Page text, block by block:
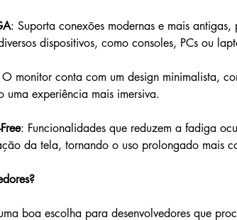
: Suporta conexões modernas e mais antigas,
dispositivos, como consoles, PCs ou
monitor conta com um design minimalista,
uma experiência mais imersiva.
: Funcionalidades que reduzem a fadiga
da tela, tornando o uso prolongado mais
boa escolha para desenvolvedores que